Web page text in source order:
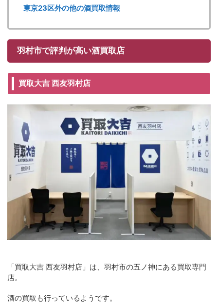
東京23区外の他の酒買取情報
羽村市で評判が高い酒買取店
買取大吉 西友羽村店
「買取大吉 西友羽村店」は、羽村市の五ノ神にある買取専門
店。
酒の買取も行っているようです。